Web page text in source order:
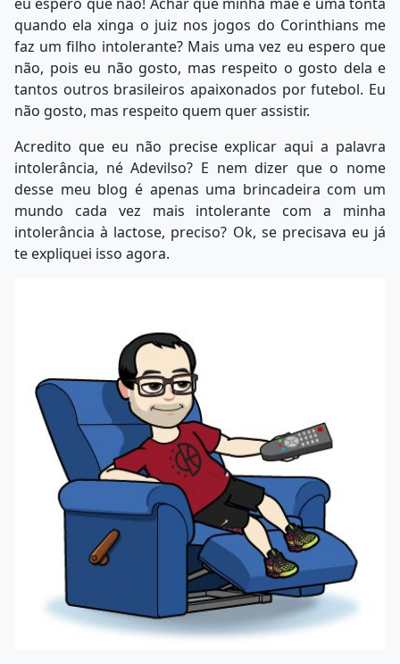
quando ela xinga o juiz nos jogos do Corinthians me
faz um filho intolerante? Mais uma vez eu espero que
não, pois eu não gosto, mas respeito o gosto dela e
tantos outros brasileiros apaixonados por futebol. Eu
não gosto, mas respeito quem quer assistir.
Acredito que eu não precise explicar aqui a palavra
intolerância, né Adevilso? E nem dizer que o nome
desse meu blog é apenas uma brincadeira com um
mundo cada vez mais intolerante com a minha
intolerância à lactose, preciso? Ok, se precisava eu já
te expliquei isso agora.